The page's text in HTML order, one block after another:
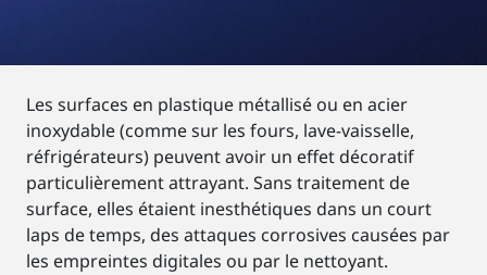
Les surfaces en plastique métallisé ou en acier
inoxydable (comme sur les fours, lave-vaisselle,
réfrigérateurs) peuvent avoir un effet décoratif
particulièrement attrayant. Sans traitement de
surface, elles étaient inesthétiques dans un court
laps de temps, des attaques corrosives causées par
les empreintes digitales ou par le nettoyant.